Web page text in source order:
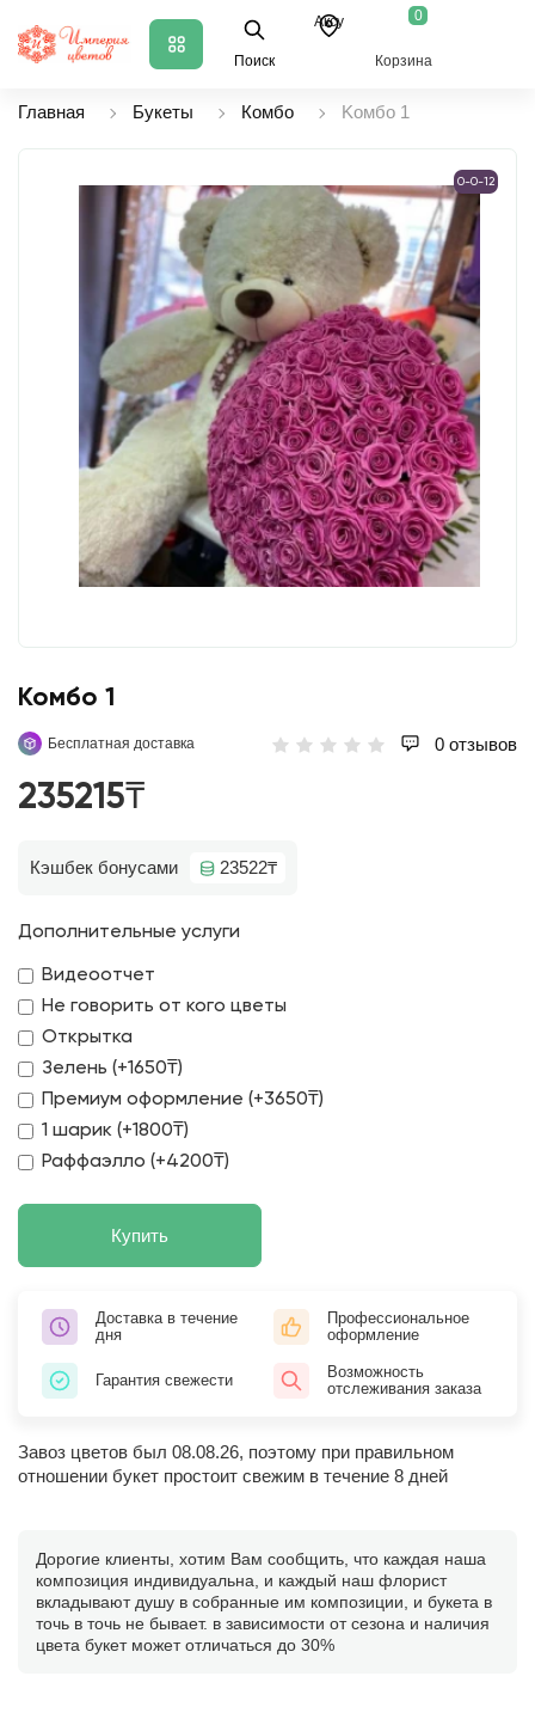
Поиск
Аксу 0
Корзина
Главная Букеты Комбо Koмбo 1
0-0-12
Koмбo 1
Бесплатная доставка 0 отзывов
235215₸
Кэшбек бонусами 23522₸
Дополнительные услуги
Видеоотчет
Не говорить от кого цветы
Открытка
Зелень (+1650₸)
Премиум оформление (+3650₸)
1 шарик (+1800₸)
Раффаэлло (+4200₸)
Купить
Доставка в течение
дня
Профессиональное
оформление
Гарантия свежести
Возможность
отслеживания заказа
Завоз цветов был 08.08.26, поэтому при правильном
отношении букет простоит свежим в течение 8 дней
Дорогие клиенты, хотим Вам сообщить, что каждая наша
композиция индивидуальна, и каждый наш флорист
вкладывают душу в собранные им композиции, и букета в
точь в точь не бывает. в зависимости от сезона и наличия
цвета букет может отличаться до 30%